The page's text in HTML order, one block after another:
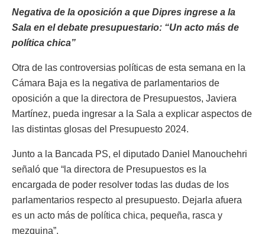
Negativa de la oposición a que Dipres ingrese a la
Sala en el debate presupuestario: “Un acto más de
política chica”
Otra de las controversias políticas de esta semana en la
Cámara Baja es la negativa de parlamentarios de
oposición a que la directora de Presupuestos, Javiera
Martínez, pueda ingresar a la Sala a explicar aspectos de
las distintas glosas del Presupuesto 2024.
Junto a la Bancada PS, el diputado Daniel Manouchehri
señaló que “la directora de Presupuestos es la
encargada de poder resolver todas las dudas de los
parlamentarios respecto al presupuesto. Dejarla afuera
es un acto más de política chica, pequeña, rasca y
mezquina”.